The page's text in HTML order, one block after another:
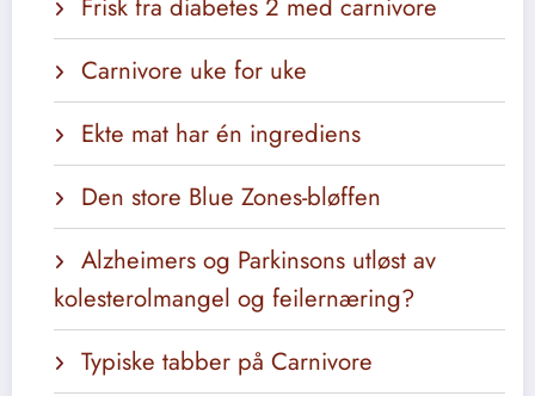
Carnivore uke for uke
Ekte mat har én ingrediens
Den store Blue Zones-bløffen
Alzheimers og Parkinsons utløst av
kolesterolmangel og feilernæring?
Typiske tabber på Carnivore